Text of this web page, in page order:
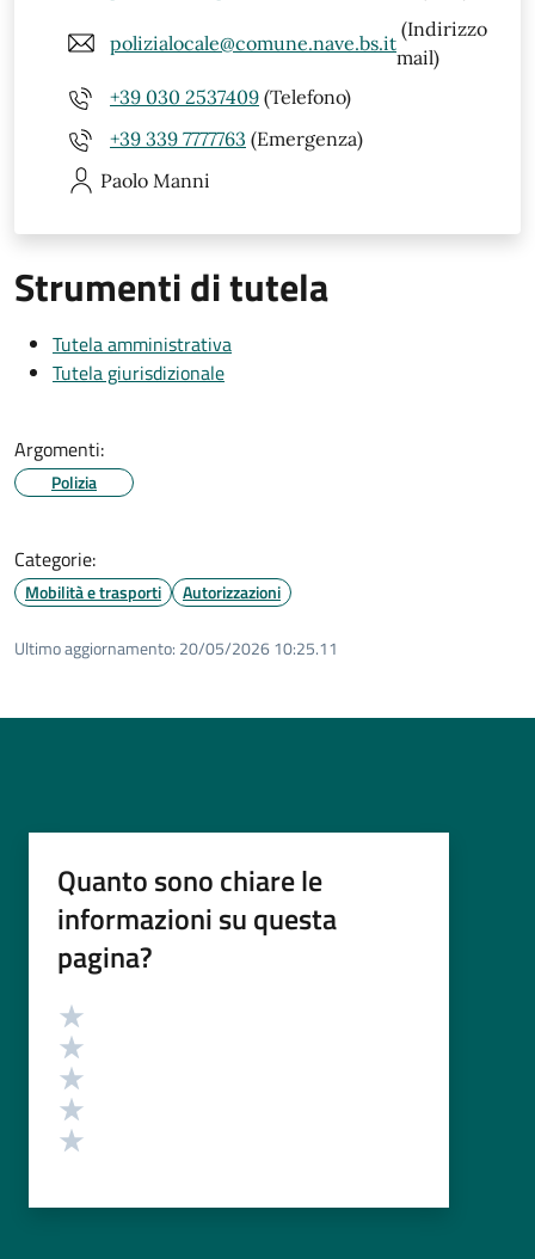
polizialocale@comune.nave.bs.it
(Indirizzo
mail)
+39 030 2537409 (Telefono)
+39 339 7777763 (Emergenza)
Paolo Manni
Strumenti di tutela
Tutela amministrativa
Tutela giurisdizionale
Argomenti:
Polizia
Categorie:
Mobilità e trasporti Autorizzazioni
Ultimo aggiornamento: 20/05/2026 10:25.11
Quanto sono chiare le
informazioni su questa
pagina?
Valutazione